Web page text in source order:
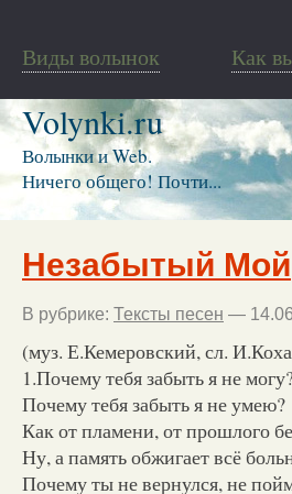
Виды волынок Как
Volynki.ru
Волынки и Web.
Ничего общего! Почти...
Незабытый Мой
В рубрике: Тексты песен —
(муз. Е.Кемеровский, сл.
1.Почему тебя забыть я не
Почему тебя забыть я не умею?
Как от пламени, от прошлого
Ну, а память обжигает всё
Почему ты не вернулся, не